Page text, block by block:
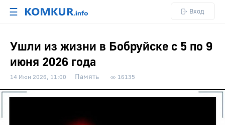
☰ Вход
Ушли из жизни в Бобруйске с 5 по 9
июня 2026 года
14 Июн 2026, 11:00 Память 16135